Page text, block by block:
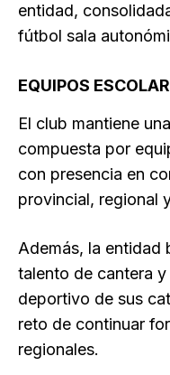
entidad,
fútbol sala
EQUIPOS
El club mantiene
compuesta por
con presencia en
provincial, regional
Además, la entidad
talento de cantera
deportivo de sus
reto de continuar
regionales.